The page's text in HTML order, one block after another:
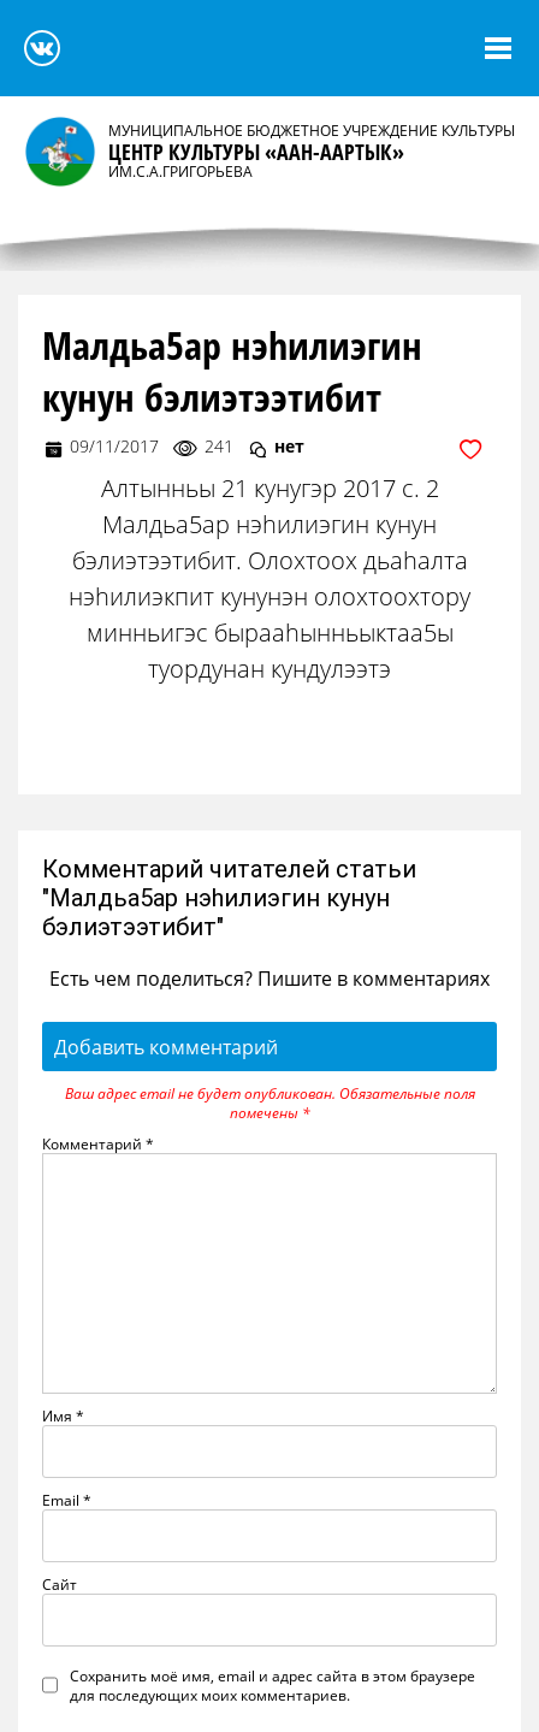
МУНИЦИПАЛЬНОЕ БЮДЖЕТНОЕ УЧРЕЖДЕНИЕ КУЛЬТУРЫ
ЦЕНТР КУЛЬТУРЫ «ААН-ААРТЫК»
ИМ.С.А.ГРИГОРЬЕВА
Малдьа5ар нэhилиэгин
кунун бэлиэтээтибит
09/11/2017 241 нет
Алтынньы 21 кунугэр 2017 с. 2
Малдьа5ар нэhилиэгин кунун
бэлиэтээтибит. Олохтоох дьаhалта
нэhилиэкпит кунунэн олохтоохтору
минньигэс бырааhынньыктаа5ы
туордунан кундулээтэ
Комментарий читателей статьи
"Малдьа5ар нэhилиэгин кунун
бэлиэтээтибит"
Есть чем поделиться? Пишите в комментариях
Добавить комментарий
Ваш адрес email не будет опубликован. Обязательные поля
помечены *
Комментарий *
Имя *
Email *
Сайт
Сохранить моё имя, email и адрес сайта в этом браузере
для последующих моих комментариев.